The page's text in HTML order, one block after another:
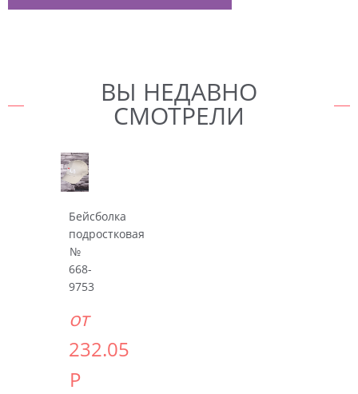
ВЫ НЕДАВНО
СМОТРЕЛИ
Бейсболка
подростковая
№
668-
9753
от
232.05
Р